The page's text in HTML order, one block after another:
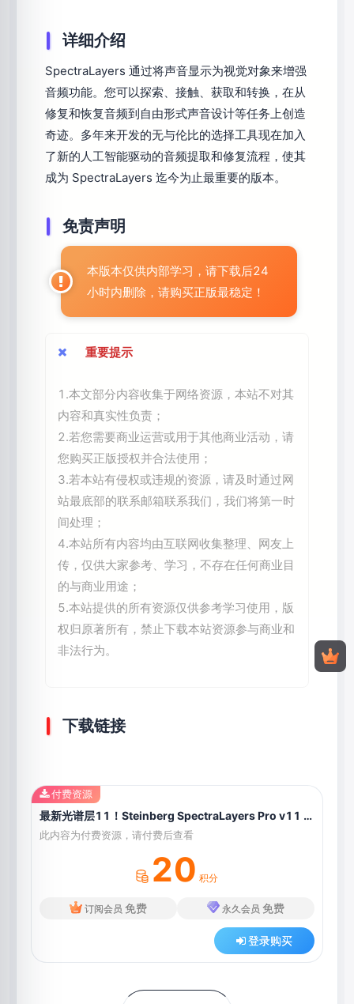
详细介绍
SpectraLayers 通过将声音显示为视觉对象来增强
音频功能。您可以探索、接触、获取和转换，在从
修复和恢复音频到自由形式声音设计等任务上创造
奇迹。多年来开发的无与伦比的选择工具现在加入
了新的人工智能驱动的音频提取和修复流程，使其
成为 SpectraLayers 迄今为止最重要的版本。
免责声明
本版本仅供内部学习，请下载后24
小时内删除，请购买正版最稳定！
重要提示
1.本文部分内容收集于网络资源，本站不对其
内容和真实性负责；
2.若您需要商业运营或用于其他商业活动，请
您购买正版授权并合法使用；
3.若本站有侵权或违规的资源，请及时通过网
站最底部的联系邮箱联系我们，我们将第一时
间处理；
4.本站所有内容均由互联网收集整理、网友上
传，仅供大家参考、学习，不存在任何商业目
的与商业用途；
5.本站提供的所有资源仅供参考学习使用，版
权归原著所有，禁止下载本站资源参与商业和
非法行为。
下载链接
最新光谱层11！Steinberg SpectraLayers Pro v11 WIN&MAC（附安装教程）
此内容为付费资源，请付费后查看
20 积分
订阅会员 免费 永久会员 免费
登录购买
付费资源